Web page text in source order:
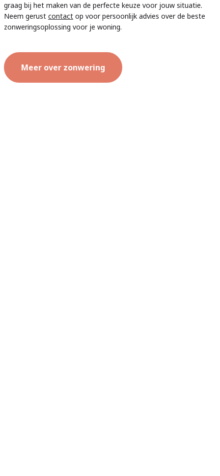
graag bij het maken van de perfecte keuze voor jouw situatie.
Neem gerust contact op voor persoonlijk advies over de beste
zonweringsoplossing voor je woning.
Meer over zonwering